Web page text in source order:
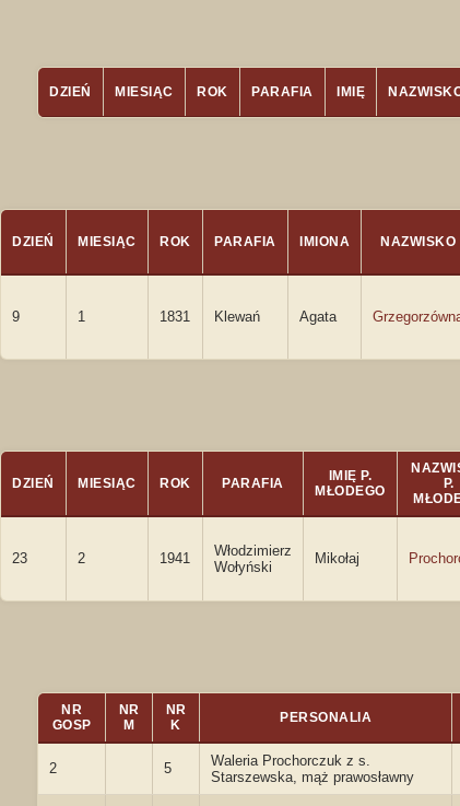
DZIEŃ MIESIĄC ROK PARAFIA IMIĘ
DZIEŃ MIESIĄC ROK PARAFIA IMIONA NAZWISKO
9 1 1831 Klewań Agata
DZIEŃ MIESIĄC ROK PARAFIA
IMIĘ P.
MŁODEGO
P.
23 2 1941
Włodzimierz
Wołyński
Mikołaj
NR
GOSP
NR
M
NR
K
PERSONALIA
2 5
Waleria Prochorczuk z s.
Starszewska, mąż prawosławny